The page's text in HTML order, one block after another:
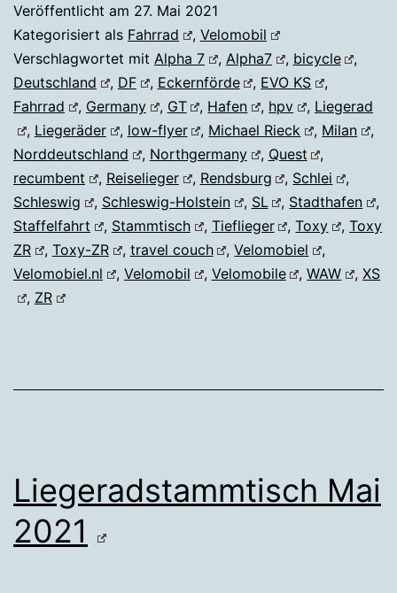
Veröffentlicht am 27. Mai 2021
Kategorisiert als Fahrrad , Velomobil
Verschlagwortet mit Alpha 7 , Alpha7 , bicycle
,
Deutschland
, DF , Eckernförde , EVO KS
,
Fahrrad
, Germany , GT , Hafen , hpv , Liegerad
, Liegeräder , low-flyer , Michael Rieck , Milan
,
Norddeutschland
, Northgermany , Quest
,
recumbent
, Reiselieger , Rendsburg , Schlei
,
Schleswig
, Schleswig-Holstein , SL , Stadthafen
,
Staffelfahrt
, Stammtisch , Tieflieger ,Toxy ,Toxy
ZR
, Toxy-ZR , travel couch ,Velomobiel
,
Velomobiel.nl
, Velomobil , Velomobile ,WAW ,XS
, ZR
Liegeradstammtisch Mai
2021